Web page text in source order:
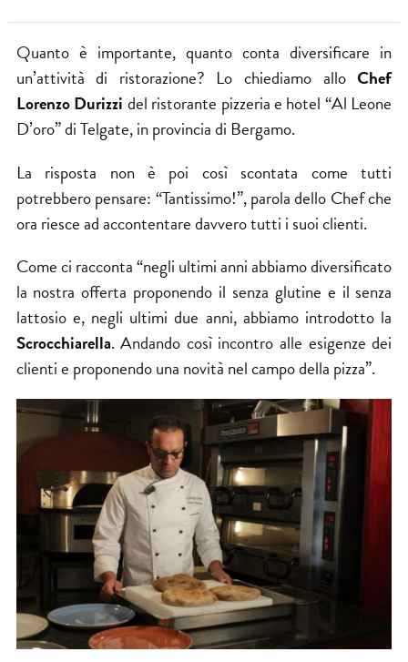
Quanto è importante, quanto conta diversificare in
un’attività di ristorazione? Lo chiediamo alloChef
Lorenzo Durizzi del ristorante pizzeria e hotel “Al Leone
D’oro” di Telgate, in provincia di Bergamo.
La risposta non è poi così scontata come tutti
potrebbero pensare: “Tantissimo!”, parola dello Chef che
ora riesce ad accontentare davvero tutti i suoi clienti.
Come ci racconta “negli ultimi anni abbiamo diversificato
la nostra offerta proponendo il senza glutine e il senza
lattosio e, negli ultimi due anni, abbiamo introdotto la
Scrocchiarella. Andando così incontro alle esigenze dei
clienti e proponendo una novità nel campo della pizza”.